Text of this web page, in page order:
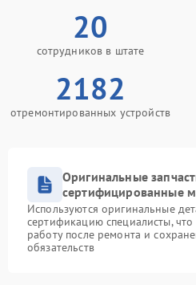
20
сотрудников в штате
2182
отремонтированных устройств
Оригинальные
сертифицированные
Используются оригинальные
сертификацию специалисты,
работу после ремонта и
обязательств